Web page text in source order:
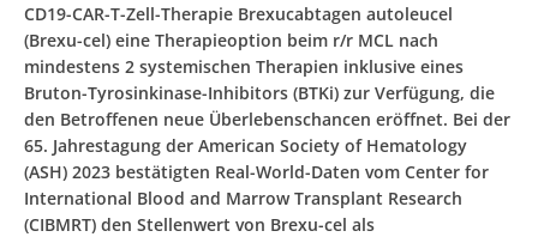
CD19-CAR-T-Zell-Therapie Brexucabtagen autoleucel
(Brexu-cel) eine Therapieoption beim r/r MCL nach
mindestens 2 systemischen Therapien inklusive eines
Bruton-Tyrosinkinase-Inhibitors (BTKi) zur Verfügung, die
den Betroffenen neue Überlebenschancen eröffnet. Bei der
65. Jahrestagung der American Society of Hematology
(ASH) 2023 bestätigten Real-World-Daten vom Center for
International Blood and Marrow Transplant Research
(CIBMRT) den Stellenwert von Brexu-cel als